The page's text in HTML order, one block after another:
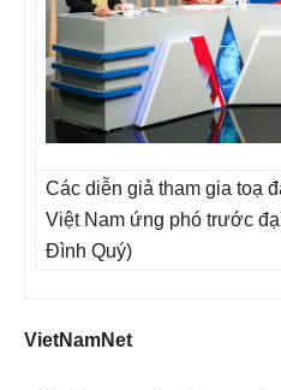
Các diễn giả tham gia toạ
Việt Nam ứng phó trước
Đình Quý)
VietNamNet